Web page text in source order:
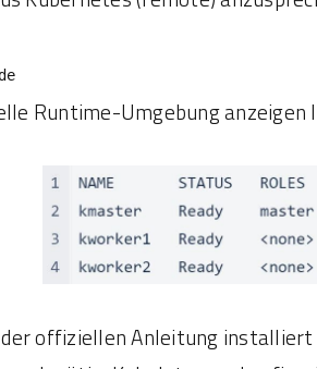
Runtime-Umgebung anzeigen
offiziellen Anleitung